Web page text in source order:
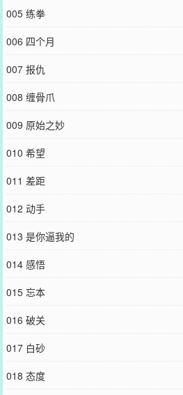
005 练拳
006 四个月
007 报仇
008 缠骨爪
009 原始之妙
010 希望
011 差距
012 动手
013 是你逼我的
014 感悟
015 忘本
016 破关
017 白砂
018 态度